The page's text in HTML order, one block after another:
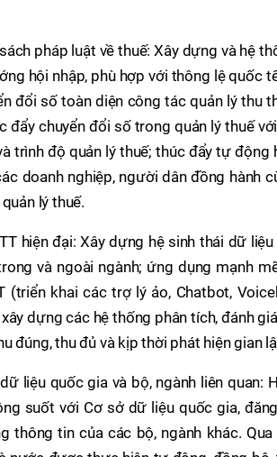
pháp luật về thuế: Xây dựng và hệ
hội nhập, phù hợp với thông lệ quốc
đổi số toàn diện công tác quản lý thu
đẩy chuyển đổi số trong quản lý thuế
trình độ quản lý thuế; thúc đẩy tự động
doanh nghiệp, người dân đồng hành
lý thuế.
hiện đại: Xây dựng hệ sinh thái dữ liệu
và ngoài ngành; ứng dụng mạnh
khai các trợ lý ảo, Chatbot,
dựng các hệ thống phân tích, đánh
đúng, thu đủ và kịp thời phát hiện gian
liệu quốc gia và bộ, ngành liên quan:
suốt với Cơ sở dữ liệu quốc gia,
thông tin của các bộ, ngành khác. Qua